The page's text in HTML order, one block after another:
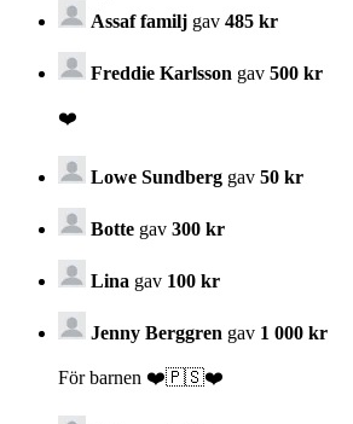
Assaf familj gav 485 kr
Freddie Karlsson gav 500 kr
❤️
Lowe Sundberg gav 50 kr
Botte gav 300 kr
Lina gav 100 kr
Jenny Berggren gav 1 000 kr
För barnen ❤️🇵🇸❤️